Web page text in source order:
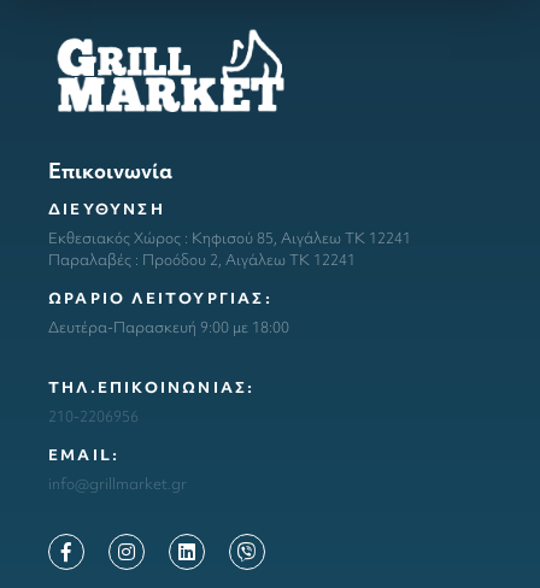
Επικοινωνία
ΔΙΕΥΘΥΝΣΗ
Εκθεσιακός Χώρος : Κηφισού 85, Αιγάλεω ΤΚ 12241
Παραλαβές : Προόδου 2, Αιγάλεω ΤΚ 12241
ΩΡΑΡΙΟ ΛΕΙΤΟΥΡΓΙΑΣ:
Δευτέρα-Παρασκευή 9:00 με 18:00
ΤΗΛ.ΕΠΙΚΟΙΝΩΝΙΑΣ:
210-2206956
ΕΜΑΙL:
info@grillmarket.gr